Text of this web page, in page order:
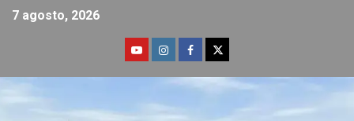
7 agosto, 2026